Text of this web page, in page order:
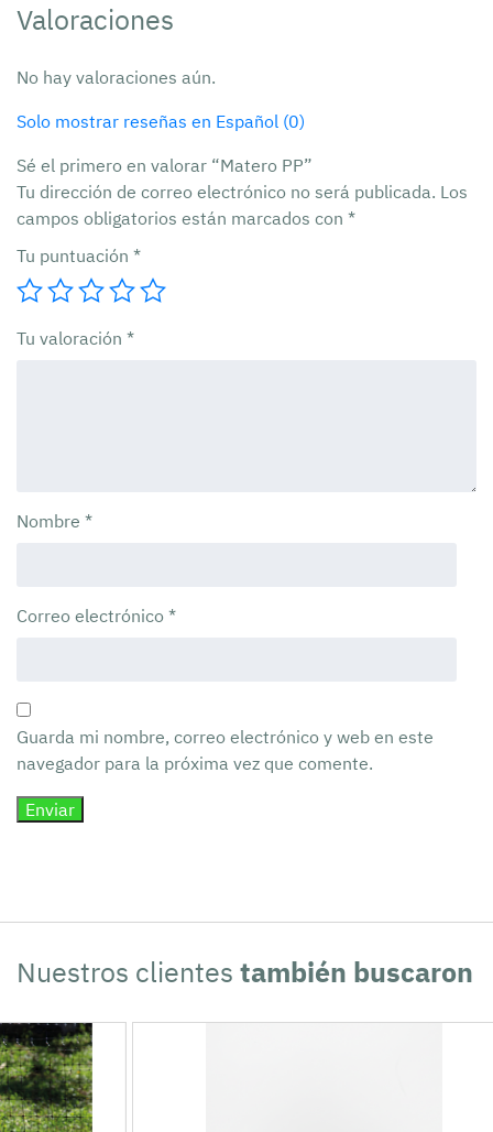
Valoraciones
No hay valoraciones aún.
Solo mostrar reseñas en Español (0)
Sé el primero en valorar “Matero PP”
Tu dirección de correo electrónico no será publicada. Los
campos obligatorios están marcados con *
Tu puntuación *
Tu valoración *
Nombre *
Correo electrónico *
Guarda mi nombre, correo electrónico y web en este
navegador para la próxima vez que comente.
Nuestros clientes también buscaron